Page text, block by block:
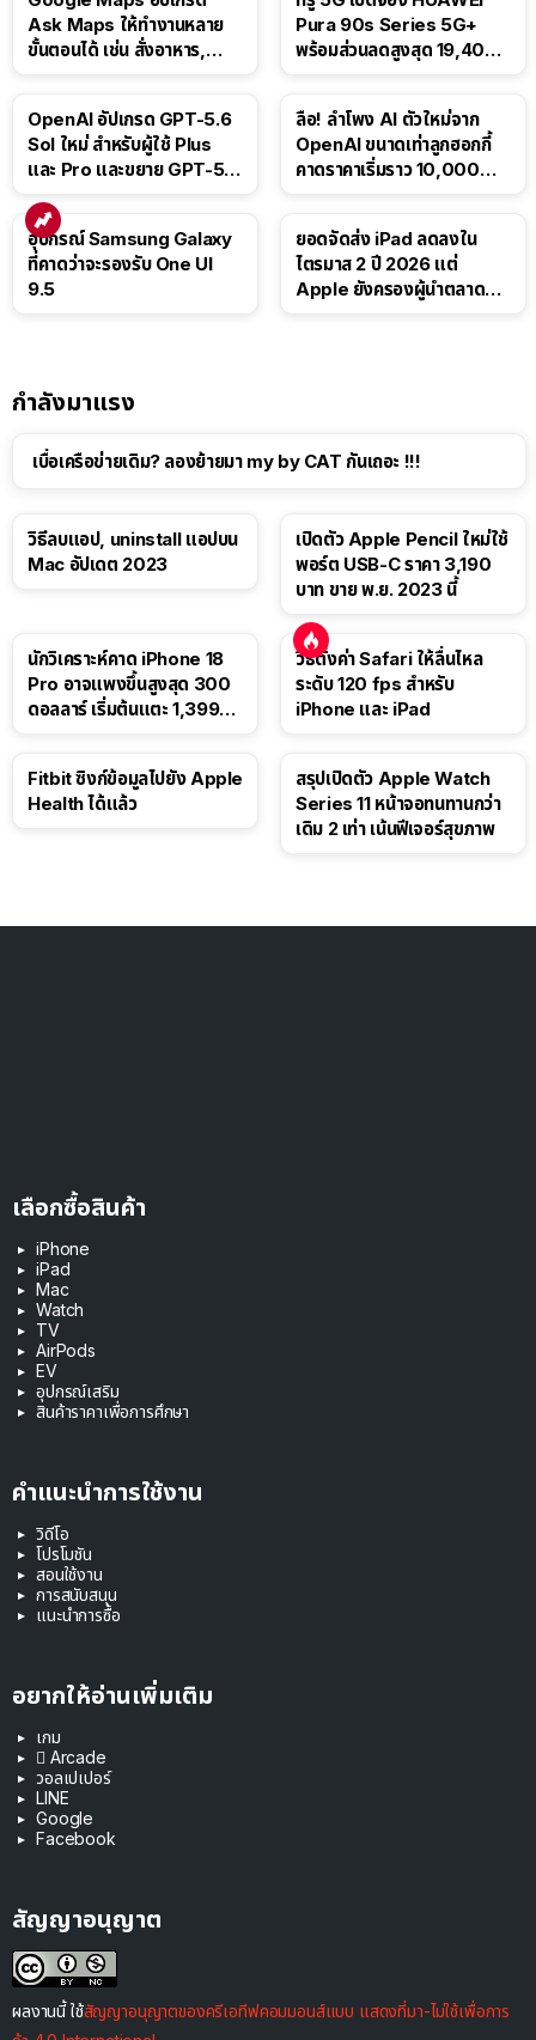
Ask Maps ให้ทำงานหลาย
ขั้นตอนได้ เช่น สั่งอาหาร,
Pura 90s Series 5G+
พร้อมส่วนลดสูงสุด 19,400
OpenAI อัปเกรด GPT-5.6
Sol ใหม่ สำหรับผู้ใช้ Plus
และ Pro และขยาย GPT-5.6
ลือ! ลำโพง AI ตัวใหม่จาก
OpenAI ขนาดเท่าลูกฮอกกี้
คาดราคาเริ่มราว 10,000
อุปกรณ์ Samsung Galaxy
ที่คาดว่าจะรองรับ One UI
9.5
ยอดจัดส่ง iPad ลดลงใน
ไตรมาส 2 ปี 2026 แต่
Apple ยังครองผู้นำตลาด
กำลังมาแรง
เบื่อเครือข่ายเดิม? ลองย้ายมา my by CAT กันเถอะ !!!
วิธีลบแอป, uninstall แอปบน
Mac อัปเดต 2023
เปิดตัว Apple Pencil ใหม่ใช้
พอร์ต USB-C ราคา 3,190
บาท ขาย พ.ย. 2023 นี้
นักวิเคราะห์คาด iPhone 18
Pro อาจแพงขึ้นสูงสุด 300
ดอลลาร์ เริ่มต้นแตะ 1,399
วิธีตั้งค่า Safari ให้ลื่นไหล
ระดับ 120 fps สำหรับ
iPhone และ iPad
Fitbit ซิงก์ข้อมูลไปยัง Apple
Health ได้แล้ว
สรุปเปิดตัว Apple Watch
Series 11 หน้าจอทนทานกว่า
เดิม 2 เท่า เน้นฟีเจอร์สุขภาพ
เลือกซื้อสินค้า
iPhone
iPad
Mac
Watch
TV
AirPods
EV
อุปกรณ์เสริม
สินค้าราคาเพื่อการศึกษา
คำแนะนำการใช้งาน
วิดีโอ
โปรโมชัน
สอนใช้งาน
การสนับสนุน
แนะนำการซื้อ
อยากให้อ่านเพิ่มเติม
เกม
 Arcade
วอลเปเปอร์
LINE
Google
Facebook
สัญญาอนุญาต
ผลงานนี้ ใช้สัญญาอนุญาตของครีเอทีฟคอมมอนส์แบบ แสดงที่มา-ไม่ใช้เพื่อการ